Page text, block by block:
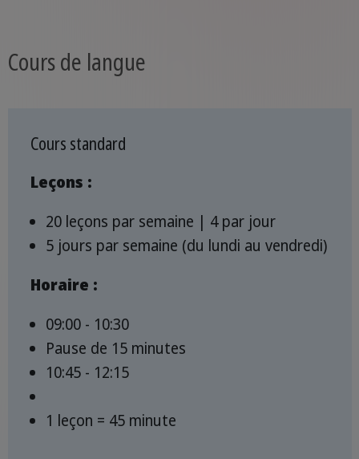
Cours de langue
Cours standard
Leçons :
20 leçons par semaine | 4 par jour
5 jours par semaine (du lundi au vendredi)
Horaire :
09:00 - 10:30
Pause de 15 minutes
10:45 - 12:15
1 leçon = 45 minute